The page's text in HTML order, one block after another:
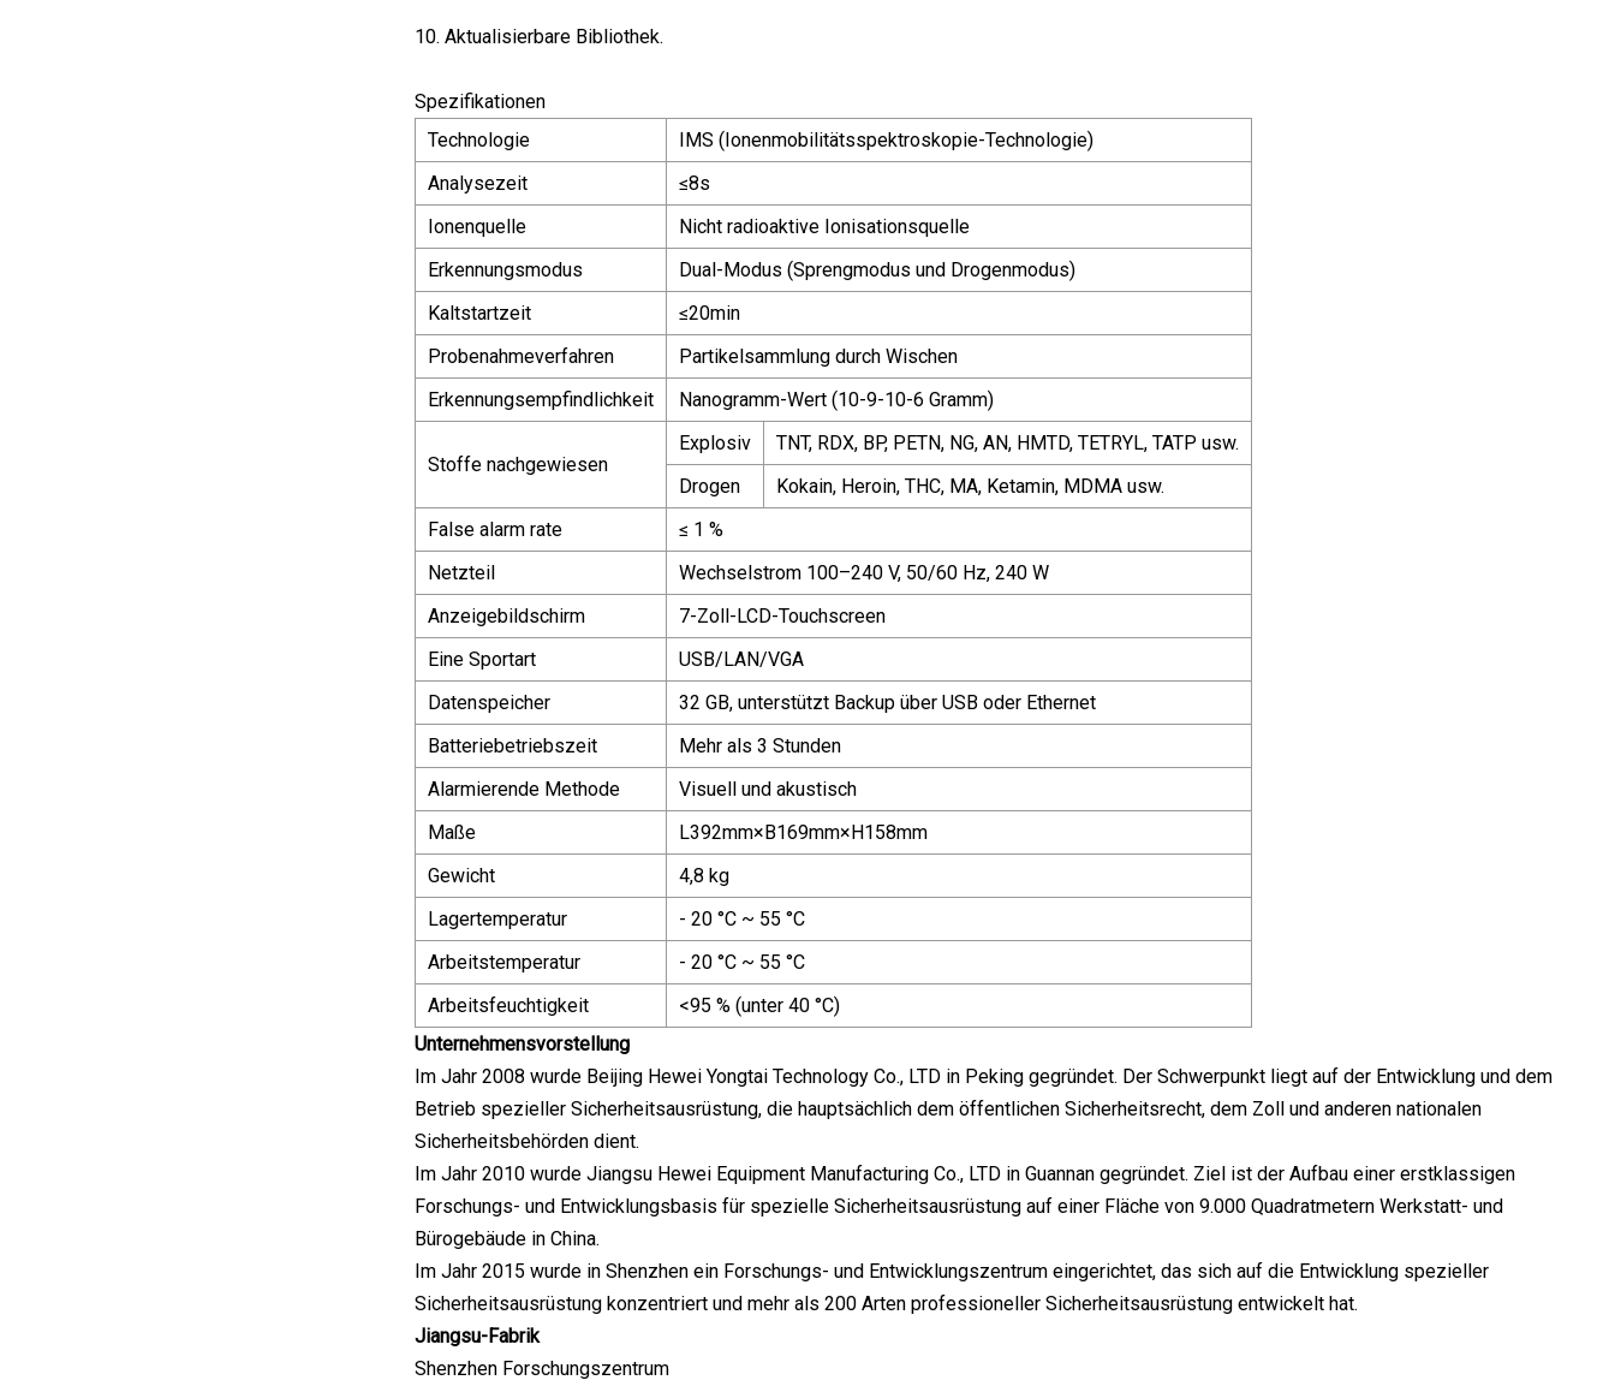
10. Aktualisierbare Bibliothek.
Spezifikationen
Technologie
IMS (Ionenmobilitätsspektroskopie-Technologie)
Analysezeit
≤8s
Ionenquelle
Nicht radioaktive Ionisationsquelle
Erkennungsmodus
Dual-Modus (Sprengmodus und Drogenmodus)
Kaltstartzeit
≤20min
Probenahmeverfahren
Partikelsammlung durch Wischen
Erkennungsempfindlichkeit
Nanogramm-Wert (10-9-10-6 Gramm)
Stoffe nachgewiesen
Explosiv
TNT, RDX, BP, PETN, NG, AN, HMTD, TETRYL, TATP usw.
Drogen
Kokain, Heroin, THC, MA, Ketamin, MDMA usw.
False alarm rate
≤ 1 %
Netzteil
Wechselstrom 100–240 V, 50/60 Hz, 240 W
Anzeigebildschirm
7-Zoll-LCD-Touchscreen
Eine Sportart
USB/LAN/VGA
Datenspeicher
32 GB, unterstützt Backup über USB oder Ethernet
Batteriebetriebszeit
Mehr als 3 Stunden
Alarmierende Methode
Visuell und akustisch
Maße
L392mm×B169mm×H158mm
Gewicht
4,8 kg
Lagertemperatur
- 20 °C ~ 55 °C
Arbeitstemperatur
- 20 °C ~ 55 °C
Arbeitsfeuchtigkeit
<95 % (unter 40 °C)
Unternehmensvorstellung
Im Jahr 2008 wurde Beijing Hewei Yongtai Technology Co., LTD in Peking gegründet. Der Schwerpunkt liegt auf der Entwicklung und dem
Betrieb spezieller Sicherheitsausrüstung, die hauptsächlich dem öffentlichen Sicherheitsrecht, dem Zoll und anderen nationalen
Sicherheitsbehörden dient.
Im Jahr 2010 wurde Jiangsu Hewei Equipment Manufacturing Co., LTD in Guannan gegründet. Ziel ist der Aufbau einer erstklassigen
Forschungs- und Entwicklungsbasis für spezielle Sicherheitsausrüstung auf einer Fläche von 9.000 Quadratmetern Werkstatt- und
Bürogebäude in China.
Im Jahr 2015 wurde in Shenzhen ein Forschungs- und Entwicklungszentrum eingerichtet, das sich auf die Entwicklung spezieller
Sicherheitsausrüstung konzentriert und mehr als 200 Arten professioneller Sicherheitsausrüstung entwickelt hat.
Jiangsu-Fabrik
Shenzhen Forschungszentrum